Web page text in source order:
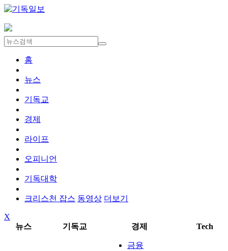
홈
뉴스
기독교
경제
라이프
오피니언
기독대학
크리스천 잡스 동영상 더보기
X
뉴스
기독교 경제 Tech
금융